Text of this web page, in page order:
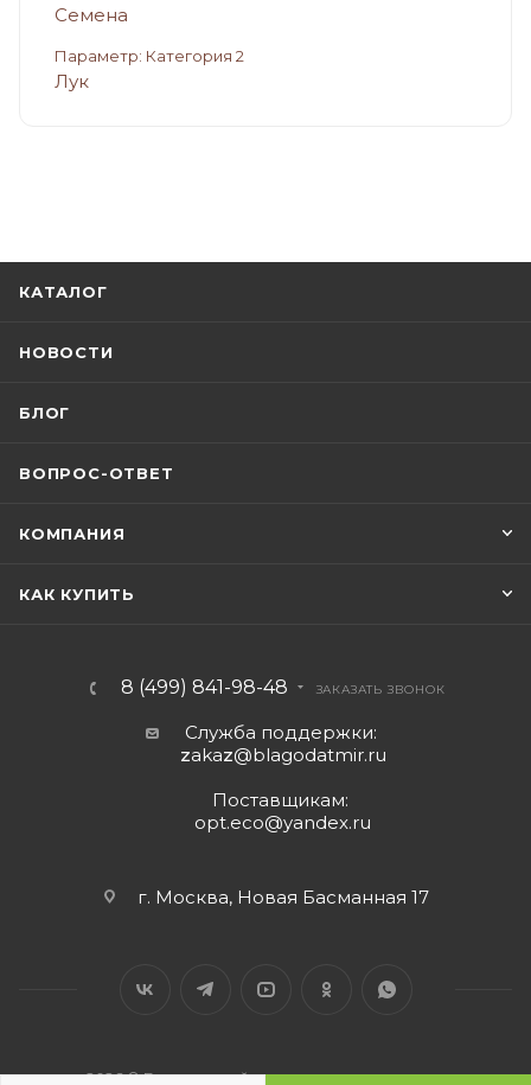
Семена
Параметр: Категория 2
Лук
КАТАЛОГ
НОВОСТИ
БЛОГ
ВОПРОС-ОТВЕТ
КОМПАНИЯ
КАК КУПИТЬ
8 (499) 841-98-48 ЗАКАЗАТЬ ЗВОНОК
Служба поддержки:
zakaz@blagodatmir.ru
Поставщикам:
opt.eco@yandex.ru
г. Москва, Новая Басманная 17
2026 © Благодатный мир - интернет-магазин